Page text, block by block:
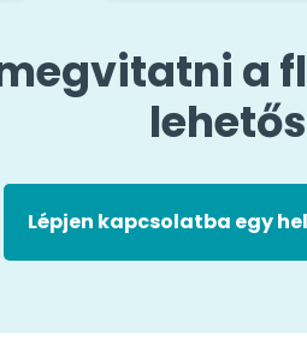
a
Lépjen kapcsolatba egy